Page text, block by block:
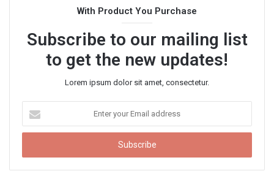
e
With Product You Purchase
Subscribe to our mailing list
to get the new updates!
Lorem ipsum dolor sit amet, consectetur.
t
r